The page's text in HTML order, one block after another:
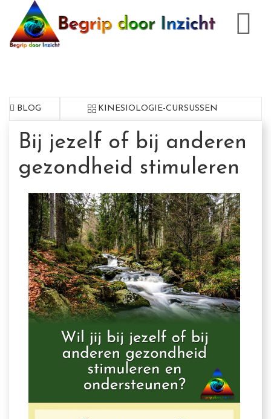
BLOG KINESIOLOGIE-CURSUSSEN
Bij jezelf of bij anderen
gezondheid stimuleren